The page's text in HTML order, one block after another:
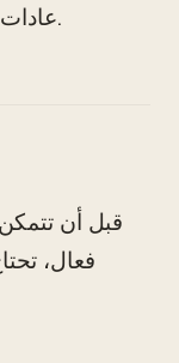
عادات التسوق الخاصة بك وفقًا لذلك.
قبل أن
فعال،